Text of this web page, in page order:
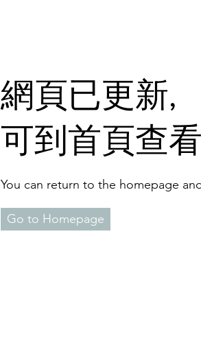
​網頁已更新,
可到首頁查
You can return to the homepage
Go to Homepage